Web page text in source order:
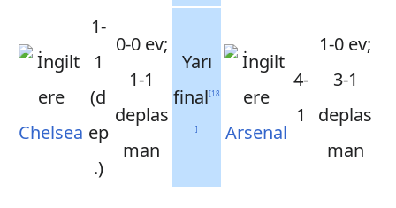
Chelsea
1-
1
(d
ep
.)
0-0 ev;
1-1
deplas
man
Yarı
final[18
] Arsenal
4-
1
1-0 ev;
3-1
deplas
man